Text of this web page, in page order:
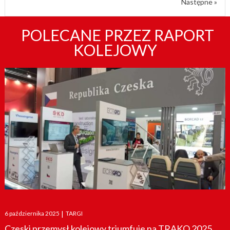
Następne »
POLECANE PRZEZ RAPORT
KOLEJOWY
Posted
on
6 października 2025 | TARGI